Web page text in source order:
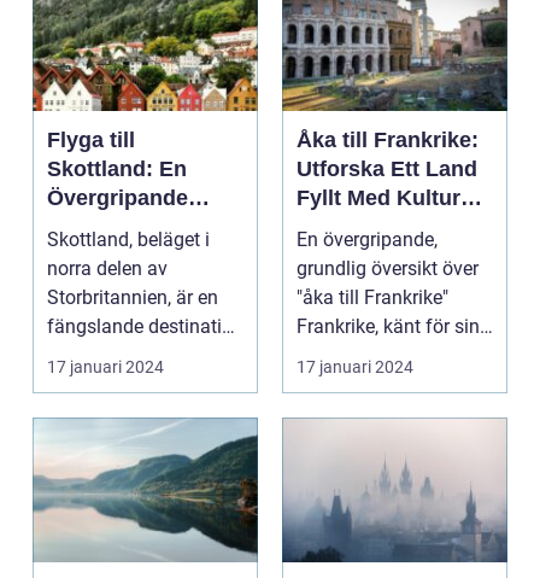
Flyga till
Skottland: En
Övergripande
Översikt
Skottland, beläget i
norra delen av
Storbritannien, är en
fängslande destination
för turister världe...
17 januari 2024
Åka till Frankrike:
Utforska Ett Land
Fyllt Med Kultur
och Skönhet
En övergripande,
grundlig översikt över
"åka till Frankrike"
Frankrike, känt för sin
rika historia,...
17 januari 2024